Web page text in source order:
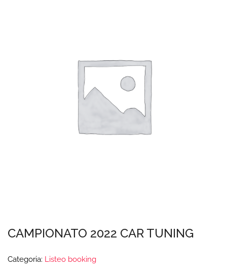
CAMPIONATO 2022 CAR TUNING
Categoria: Listeo booking